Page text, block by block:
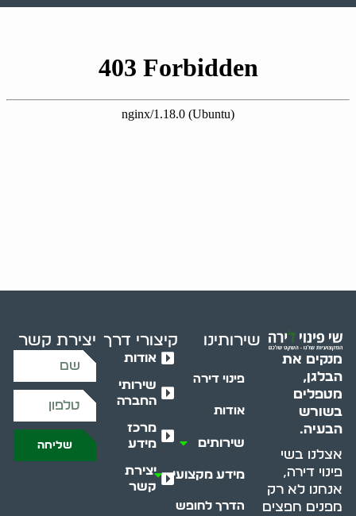
מנקים את
הבלגן,
מטפלים
בשורש
הבעיה.
אצלנו בשי
פינוי דירה,
אנחנו לא רק
מפנים חפצים
שירותינו
פינוי דירה
אודות
שירותים
מידע מקצועי
הדרך לחופש
קיצורי דרך
אודות
שירותי
החברה
מרכז
מידע
יצירת
קשר
יצירת קשר
שליחה